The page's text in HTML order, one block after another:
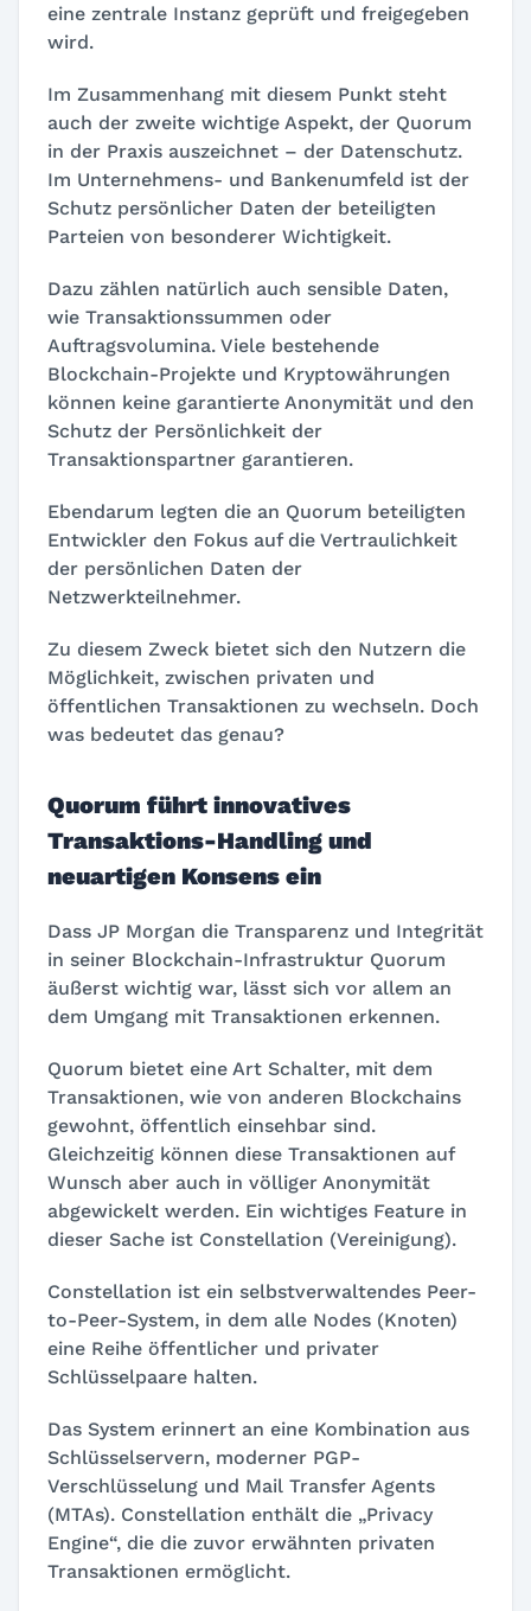
eine zentrale Instanz geprüft und freigegeben
wird.
Im Zusammenhang mit diesem Punkt steht
auch der zweite wichtige Aspekt, der Quorum
in der Praxis auszeichnet – der Datenschutz.
Im Unternehmens- und Bankenumfeld ist der
Schutz persönlicher Daten der beteiligten
Parteien von besonderer Wichtigkeit.
Dazu zählen natürlich auch sensible Daten,
wie Transaktionssummen oder
Auftragsvolumina. Viele bestehende
Blockchain-Projekte und Kryptowährungen
können keine garantierte Anonymität und den
Schutz der Persönlichkeit der
Transaktionspartner garantieren.
Ebendarum legten die an Quorum beteiligten
Entwickler den Fokus auf die Vertraulichkeit
der persönlichen Daten der
Netzwerkteilnehmer.
Zu diesem Zweck bietet sich den Nutzern die
Möglichkeit, zwischen privaten und
öffentlichen Transaktionen zu wechseln. Doch
was bedeutet das genau?
Quorum führt innovatives
Transaktions-Handling und
neuartigen Konsens ein
Dass JP Morgan die Transparenz und Integrität
in seiner Blockchain-Infrastruktur Quorum
äußerst wichtig war, lässt sich vor allem an
dem Umgang mit Transaktionen erkennen.
Quorum bietet eine Art Schalter, mit dem
Transaktionen, wie von anderen Blockchains
gewohnt, öffentlich einsehbar sind.
Gleichzeitig können diese Transaktionen auf
Wunsch aber auch in völliger Anonymität
abgewickelt werden. Ein wichtiges Feature in
dieser Sache ist Constellation (Vereinigung).
Constellation ist ein selbstverwaltendes Peer-
to-Peer-System, in dem alle Nodes (Knoten)
eine Reihe öffentlicher und privater
Schlüsselpaare halten.
Das System erinnert an eine Kombination aus
Schlüsselservern, moderner PGP-
Verschlüsselung und Mail Transfer Agents
(MTAs). Constellation enthält die „Privacy
Engine“, die die zuvor erwähnten privaten
Transaktionen ermöglicht.